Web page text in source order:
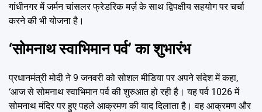
गांधीनगर में जर्मन चांसलर फ्रेडरिक मर्ज़ के साथ द्विपक्षीय सहयोग पर चर्चा
करने की भी योजना है।
‘सोमनाथ स्वाभिमान पर्व’ का शुभारंभ
प्रधानमंत्री मोदी ने 9 जनवरी को सोशल मीडिया पर अपने संदेश में कहा,
‘आज से सोमनाथ स्वाभिमान पर्व की शुरुआत हो रही है। यह पर्व 1026 में
सोमनाथ मंदिर पर हुए पहले आक्रमण की याद दिलाता है। वह आक्रमण और